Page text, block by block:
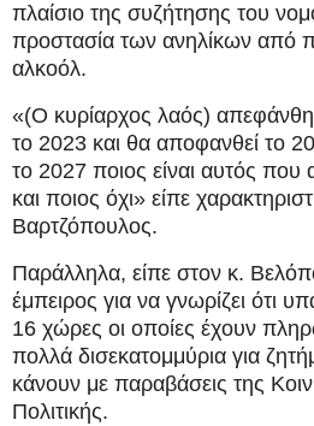
πλαίσιο της συζήτησης του
προστασία των ανηλίκων από
αλκοόλ.
«(Ο κυρίαρχος λαός)
το 2023 και θα αποφανθεί το
το 2027 ποιος είναι αυτός που
και ποιος όχι» είπε
Βαρτζόπουλος.
Παράλληλα, είπε στον κ.
έμπειρος για να γνωρίζει ότι
16 χώρες οι οποίες έχουν
πολλά δισεκατομμύρια για
κάνουν με παραβάσεις της
Πολιτικής.